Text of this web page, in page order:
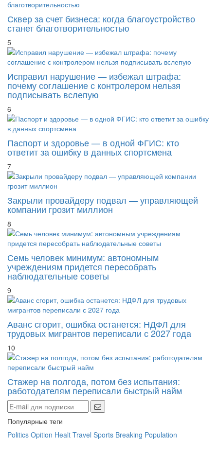
Сквер за счет бизнеса: когда благоустройство
станет благотворительностью
5
Исправил нарушение — избежал штрафа:
почему соглашение с контролером нельзя
подписывать вслепую
6
Паспорт и здоровье — в одной ФГИС: кто
ответит за ошибку в данных спортсмена
7
Закрыли провайдеру подвал — управляющей
компании грозит миллион
8
Семь человек минимум: автономным
учреждениям придется пересобрать
наблюдательные советы
9
Аванс сгорит, ошибка останется: НДФЛ для
трудовых мигрантов переписали с 2027 года
10
Стажер на полгода, потом без испытания:
работодателям переписали быстрый найм
Популярные теги
Politics Opition Healt Travel Sports Breaking Population